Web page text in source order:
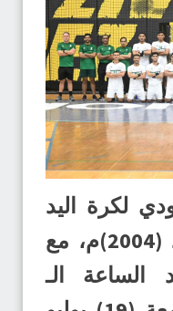
لكرة اليد
لدرجة الشباب مواليد (2004)م، مع
الساعة الـ